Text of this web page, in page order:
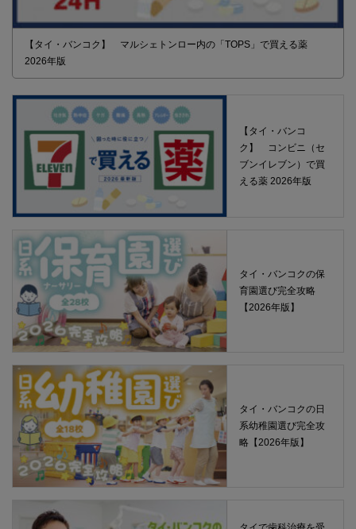
【タイ・バンコク】 マルシェトンロー内の「TOPS」で買える薬
2026年版
【タイ・バンコ
ク】 コンビニ（セ
ブンイレブン）で買
える薬 2026年版
タイ・バンコクの保
育園選び完全攻略
【2026年版】
タイ・バンコクの日
系幼稚園選び完全攻
略【2026年版】